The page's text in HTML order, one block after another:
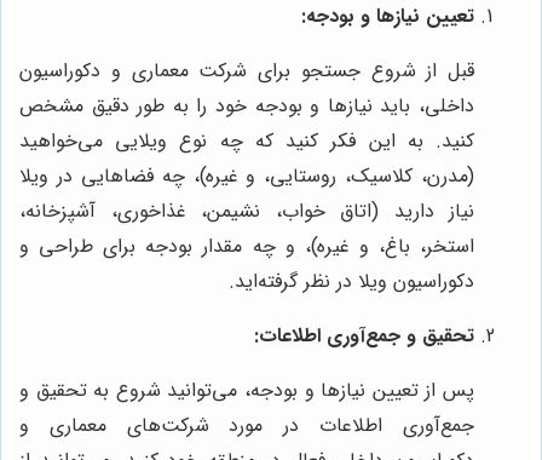
تعیین نیازها و بودجه:
قبل از شروع جستجو برای شرکت معماری و دکوراسیون
داخلی، باید نیازها و بودجه خود را به طور دقیق مشخص
کنید. به این فکر کنید که چه نوع ویلایی می‌خواهید
(مدرن، کلاسیک، روستایی، و غیره)، چه فضاهایی در ویلا
نیاز دارید (اتاق خواب، نشیمن، غذاخوری، آشپزخانه،
استخر، باغ، و غیره)، و چه مقدار بودجه برای طراحی و
دکوراسیون ویلا در نظر گرفته‌اید.
تحقیق و جمع‌آوری اطلاعات:
پس از تعیین نیازها و بودجه، می‌توانید شروع به تحقیق و
جمع‌آوری اطلاعات در مورد شرکت‌های معماری و